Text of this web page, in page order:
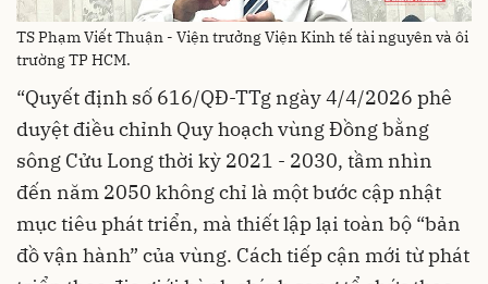
TS Phạm Viết Thuận - Viện trưởng Viện Kinh tế tài nguyên và ôi
trường TP HCM.
“Quyết định số 616/QĐ-TTg ngày 4/4/2026 phê
duyệt điều chỉnh Quy hoạch vùng Đồng bằng
sông Cửu Long thời kỳ 2021 - 2030, tầm nhìn
đến năm 2050 không chỉ là một bước cập nhật
mục tiêu phát triển, mà thiết lập lại toàn bộ “bản
đồ vận hành” của vùng. Cách tiếp cận mới từ phát